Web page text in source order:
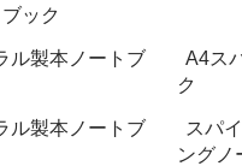
ック
ル製本ノートブ
A4ス
ク
ル製本ノートブ
スパ
ングノ